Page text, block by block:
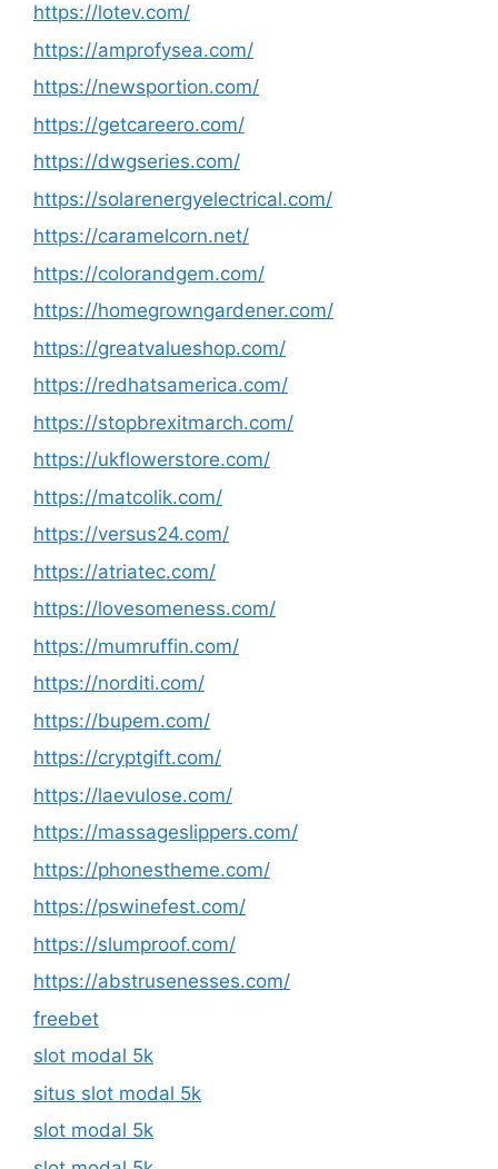
https://lotev.com/
https://amprofysea.com/
https://newsportion.com/
https://getcareero.com/
https://dwgseries.com/
https://solarenergyelectrical.com/
https://caramelcorn.net/
https://colorandgem.com/
https://homegrowngardener.com/
https://greatvalueshop.com/
https://redhatsamerica.com/
https://stopbrexitmarch.com/
https://ukflowerstore.com/
https://matcolik.com/
https://versus24.com/
https://atriatec.com/
https://lovesomeness.com/
https://mumruffin.com/
https://norditi.com/
https://bupem.com/
https://cryptgift.com/
https://laevulose.com/
https://massageslippers.com/
https://phonestheme.com/
https://pswinefest.com/
https://slumproof.com/
https://abstrusenesses.com/
freebet
slot modal 5k
situs slot modal 5k
slot modal 5k